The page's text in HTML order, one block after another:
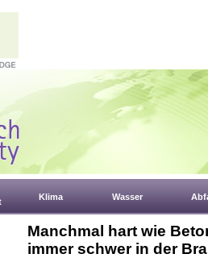
Klima Wasser
Manchmal hart wie
immer schwer in der